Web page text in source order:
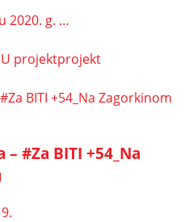
2020. g. …
projektprojekt
#Za BITI +54_Na